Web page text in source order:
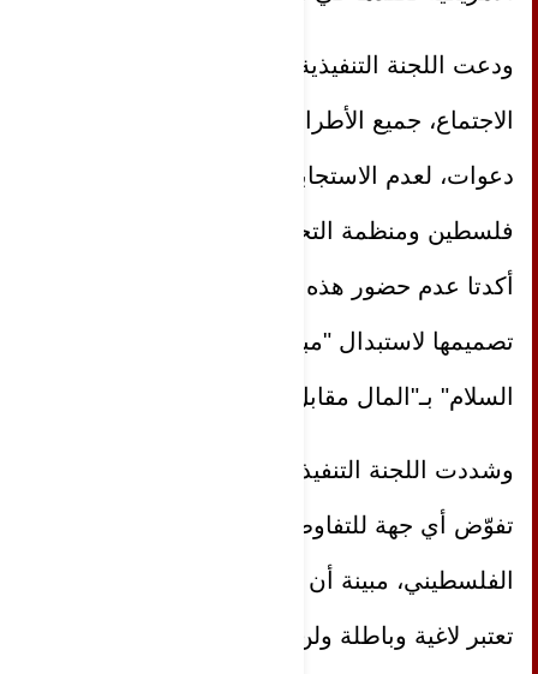
ودعت اللجنة التنفيذية في بيان صدر عقب
الاجتماع، جميع الأطراف التي تلقت
دعوات، لعدم الاستجابة، مذكرة بأن
فلسطين ومنظمة التحرير الفلسطينية
أكدتا عدم حضور هذه الورشة التي تم
تصميمها لاستبدال "مبدأ الأرض مقابل
السلام" بـ"المال مقابل السلام".
وشددت اللجنة التنفيذية على أنها لم
تفوّض أي جهة للتفاوض باسم الشعب
الفلسطيني، مبينة أن نتائج هذه الورشة
تعتبر لاغية وباطلة ولن تخلق حقا ولن